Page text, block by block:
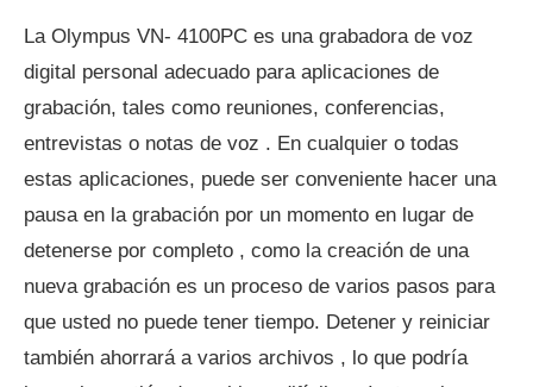
La Olympus VN- 4100PC es una grabadora de voz
digital personal adecuado para aplicaciones de
grabación, tales como reuniones, conferencias,
entrevistas o notas de voz . En cualquier o todas
estas aplicaciones, puede ser conveniente hacer una
pausa en la grabación por un momento en lugar de
detenerse por completo , como la creación de una
nueva grabación es un proceso de varios pasos para
que usted no puede tener tiempo. Detener y reiniciar
también ahorrará a varios archivos , lo que podría